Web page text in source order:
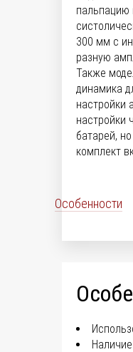
пальпацию
300 мм с
разную
Также
динамика
настройки
настройки
батарей,
комплект
Особенности